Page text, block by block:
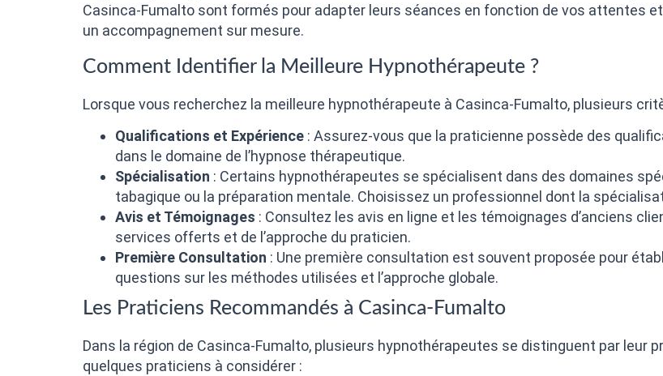
Casinca-Fumalto sont formés pour adapter leurs séances en fonction de vos attentes
un accompagnement sur mesure.
Comment Identifier la Meilleure Hypnothérapeute ?
Lorsque vous recherchez la meilleure hypnothérapeute à Casinca-Fumalto, plusieurs
Qualifications et Expérience : Assurez-vous que la praticienne possède des
dans le domaine de l’hypnose thérapeutique.
Spécialisation : Certains hypnothérapeutes se spécialisent dans des domaines
tabagique ou la préparation mentale. Choisissez un professionnel dont la
Avis et Témoignages : Consultez les avis en ligne et les témoignages d’anciens
services offerts et de l’approche du praticien.
Première Consultation : Une première consultation est souvent proposée pour
questions sur les méthodes utilisées et l’approche globale.
Les Praticiens Recommandés à Casinca-Fumalto
Dans la région de Casinca-Fumalto, plusieurs hypnothérapeutes se distinguent par leur
quelques praticiens à considérer :